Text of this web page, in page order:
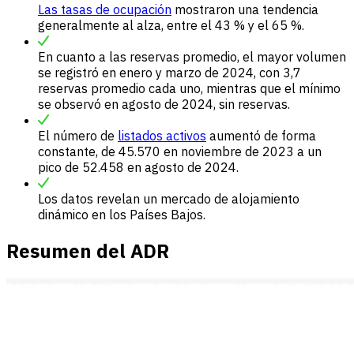
Las tasas de ocupación mostraron una tendencia
generalmente al alza, entre el 43 % y el 65 %.
En cuanto a las reservas promedio, el mayor volumen
se registró en enero y marzo de 2024, con 3,7
reservas promedio cada uno, mientras que el mínimo
se observó en agosto de 2024, sin reservas.
El número de listados activos aumentó de forma
constante, de 45.570 en noviembre de 2023 a un
pico de 52.458 en agosto de 2024.
Los datos revelan un mercado de alojamiento
dinámico en los Países Bajos.
Resumen del ADR